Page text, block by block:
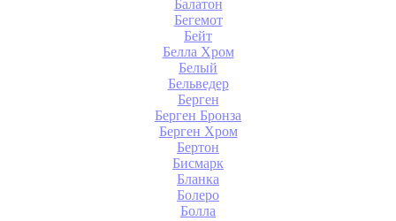
Балатон
Бегемот
Бейт
Белла Хром
Белый
Бельведер
Берген
Берген Бронза
Берген Хром
Бертон
Бисмарк
Бланка
Болеро
Болла